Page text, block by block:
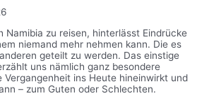
Namibia zu reisen, hinterlässt Eindrücke
niemand mehr nehmen kann. Die es
geteilt zu werden. Das einstige
uns nämlich ganz besondere
Vergangenheit ins Heute hineinwirkt und
– zum Guten oder Schlechten.